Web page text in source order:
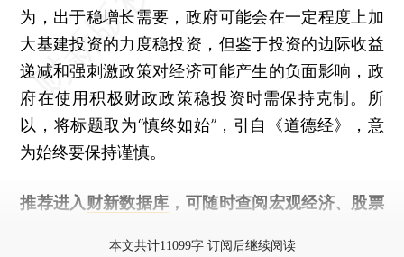
为，出于稳增长需要，政府可能会在一定程度上加
大基建投资的力度稳投资，但鉴于投资的边际收益
递减和强刺激政策对经济可能产生的负面影响，政
府在使用积极财政政策稳投资时需保持克制。所
以，将标题取为“慎终如始”，引自《道德经》，意
为始终要保持谨慎。
推荐进入 财新数据库 ，可随时查阅宏观经济、股票
本文共计11099字 订阅后继续阅读